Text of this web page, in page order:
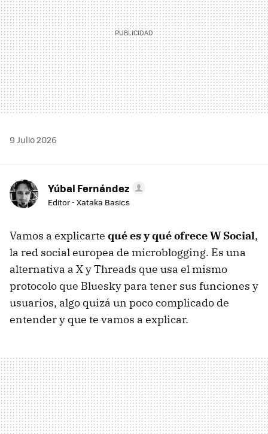
9 Julio 2026
Yúbal Fernández
Editor - Xataka Basics
Vamos a explicarte qué es y qué ofrece W Social,
la red social europea de microblogging. Es una
alternativa a X y Threads que usa el mismo
protocolo que Bluesky para tener sus funciones y
usuarios, algo quizá un poco complicado de
entender y que te vamos a explicar.